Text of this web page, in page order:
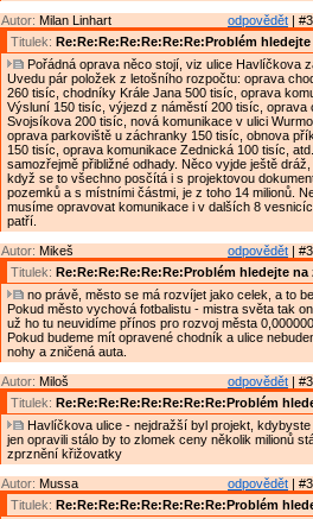
odpovědět |
Autor: Milan Linhart
Titulek: Re:Re:Re:Re:Re:Re:Re:Problém
Pořádná oprava něco stojí, viz ulice Havlíčkova
Uvedu pár položek z letošního rozpočtu: oprava
260 tisíc, chodníky Krále Jana 500 tisíc, oprava
Výsluní 150 tisíc, výjezd z náměstí 200 tisíc, oprava
Svojsíkova 200 tisíc, nová komunikace v ulici
oprava parkoviště u záchranky 150 tisíc, obnova
150 tisíc, oprava komunikace Zednická 100 tisíc,
samozřejmě přibližné odhady. Něco vyjde ještě
když se to všechno posčítá i s projektovou
pozemků a s místními částmi, je z toho 14 milionů.
musíme opravovat komunikace i v dalších 8
patří.
odpovědět |
Autor: Mikeš
Titulek: Re:Re:Re:Re:Re:Re:Problém hledejte na
no právě, město se má rozvíjet jako celek, a to
Pokud město vychová fotbalistu - mistra světa tak
už ho tu neuvidíme přínos pro rozvoj města
Pokud budeme mít opravené chodník a ulice
nohy a zničená auta.
odpovědět |
Autor: Miloš
Titulek: Re:Re:Re:Re:Re:Re:Re:Re:Problém
Havlíčkova ulice - nejdražší byl projekt, kdybyste
jen opravili stálo by to zlomek ceny několik milionů
zprznění křižovatky
odpovědět |
Autor: Mussa
Titulek: Re:Re:Re:Re:Re:Re:Re:Re:Problém